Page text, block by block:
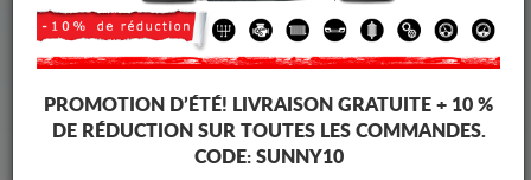
Protection Sous Moteur Volkswagen
Protection Sous Moteur Volkswagen Passat
Marques
PROMOTION D’ÉTÉ! LIVRAISON GRATUITE + 10 %
DE RÉDUCTION SUR TOUTES LES COMMANDES.
CODE: SUNNY10